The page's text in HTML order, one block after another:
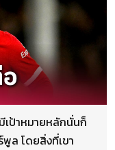
เป้าหมายหลักนั่นก็
ล โดยสิ่งที่เขา